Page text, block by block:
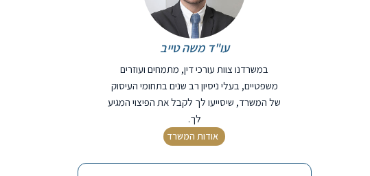
עו"ד משה טייב
במשרדנו צוות עורכי דין, מתמחים ועוזרים
משפטיים, בעלי ניסיון רב שנים בתחומי העיסוק
של המשרד, שיסייעו לך לקבל את הפיצוי המגיע
לך.
אודות המשרד